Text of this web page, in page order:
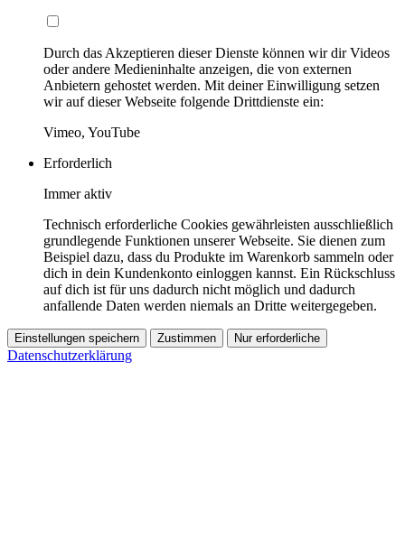
Durch das Akzeptieren dieser Dienste können wir dir Videos
oder andere Medieninhalte anzeigen, die von externen
Anbietern gehostet werden. Mit deiner Einwilligung setzen
wir auf dieser Webseite folgende Drittdienste ein:
Vimeo, YouTube
Erforderlich
Immer aktiv
Technisch erforderliche Cookies gewährleisten ausschließlich
grundlegende Funktionen unserer Webseite. Sie dienen zum
Beispiel dazu, dass du Produkte im Warenkorb sammeln oder
dich in dein Kundenkonto einloggen kannst. Ein Rückschluss
auf dich ist für uns dadurch nicht möglich und dadurch
anfallende Daten werden niemals an Dritte weitergegeben.
Einstellungen speichern Zustimmen Nur erforderliche
Datenschutzerklärung